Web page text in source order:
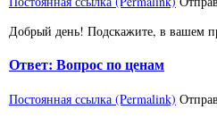
Добрый день! Подскажите, в вашем
Ответ: Вопрос по ценам
Постоянная ссылка (Permalink)